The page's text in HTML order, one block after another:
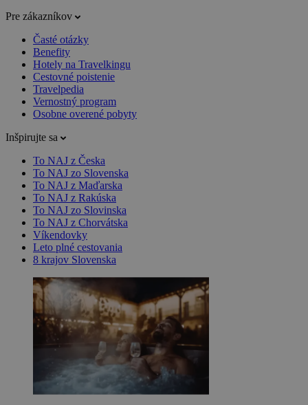
Pre zákazníkov
Časté otázky
Benefity
Hotely na Travelkingu
Cestovné poistenie
Travelpedia
Vernostný program
Osobne overené pobyty
Inšpirujte sa
To NAJ z Česka
To NAJ zo Slovenska
To NAJ z Maďarska
To NAJ z Rakúska
To NAJ zo Slovinska
To NAJ z Chorvátska
Víkendovky
Leto plné cestovania
8 krajov Slovenska